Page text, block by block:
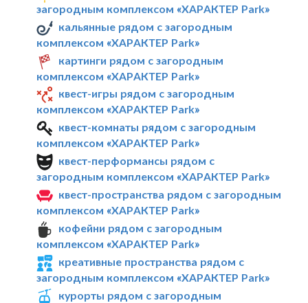
загородным комплексом «ХАРАКТЕР Park»
кальянные рядом с загородным
комплексом «ХАРАКТЕР Park»
картинги рядом с загородным
комплексом «ХАРАКТЕР Park»
квест-игры рядом с загородным
комплексом «ХАРАКТЕР Park»
квест-комнаты рядом с загородным
комплексом «ХАРАКТЕР Park»
квест-перформансы рядом с
загородным комплексом «ХАРАКТЕР Park»
квест-пространства рядом с загородным
комплексом «ХАРАКТЕР Park»
кофейни рядом с загородным
комплексом «ХАРАКТЕР Park»
креативные пространства рядом с
загородным комплексом «ХАРАКТЕР Park»
курорты рядом с загородным